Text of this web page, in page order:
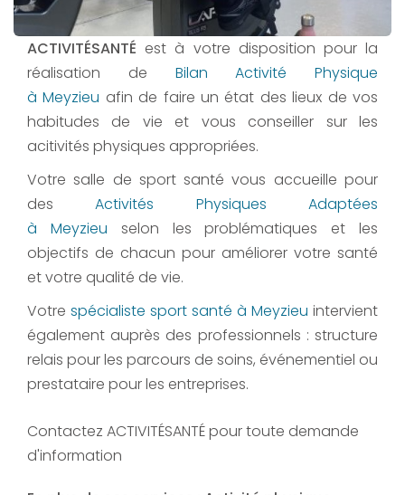
ACTIVITÉSANTÉ est à votre disposition pour la
réalisation de Bilan Activité Physique
à Meyzieu afin de faire un état des lieux de vos
habitudes de vie et vous conseiller sur les
acitivités physiques appropriées.
Votre salle de sport santé vous accueille pour
desActivités Physiques Adaptées
à Meyzieu selon les problématiques et les
objectifs de chacun pour améliorer votre santé
et votre qualité de vie.
Votre spécialiste sport santé à Meyzieu intervient
également auprès des professionnels : structure
relais pour les parcours de soins, événementiel ou
prestataire pour les entreprises.
Contactez ACTIVITÉSANTÉ pour toute demande
d'information